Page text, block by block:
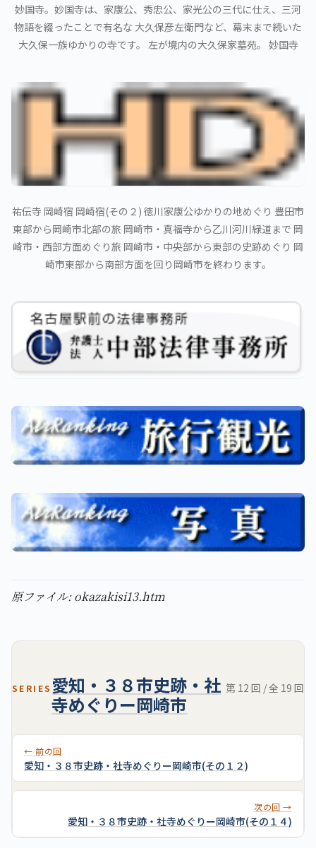
妙国寺。妙国寺は、家康公、秀忠公、家光公の三代に仕え、三河
物語を綴ったことで有名な 大久保彦左衛門など、幕末まで続いた
大久保一族ゆかりの寺です。 左が境内の大久保家墓苑。 妙国寺
祐伝寺 岡崎宿 岡崎宿(その２) 徳川家康公ゆかりの地めぐり 豊田市
東部から岡崎市北部の旅 岡崎市・真福寺から乙川河川緑道まで 岡
崎市・西部方面めぐり旅 岡崎市・中央部から東部の史跡めぐり 岡
崎市東部から南部方面を回り岡崎市を終わります。
原ファイル: okazakisi13.htm
SERIES 愛知・３８市史跡・社
寺めぐりー岡崎市
第 12 回 / 全 19 回
← 前の回
愛知・３８市史跡・社寺めぐりー岡崎市(その１２)
次の回 →
愛知・３８市史跡・社寺めぐりー岡崎市(その１４)